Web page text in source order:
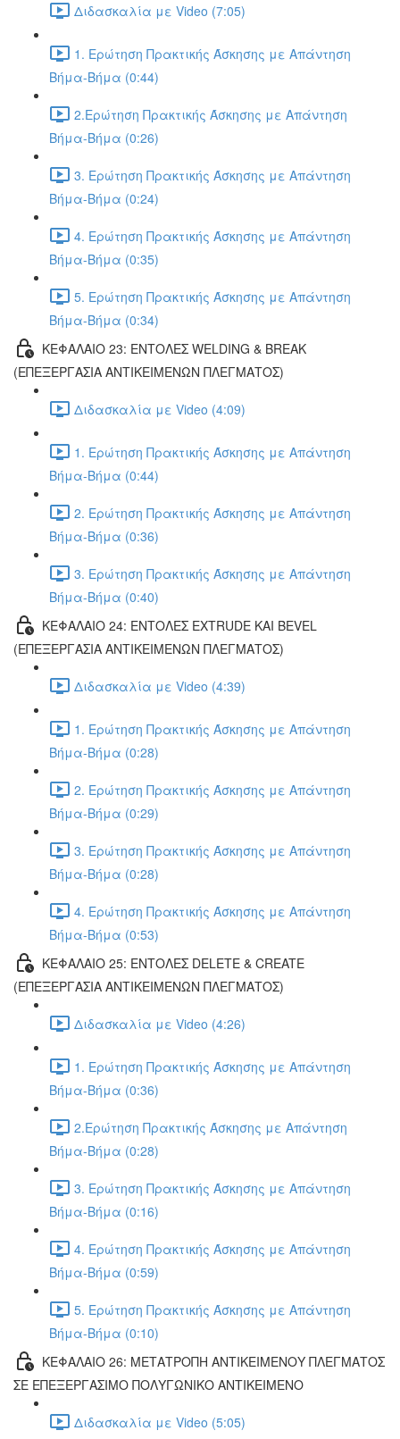
Διδασκαλία με Video (7:05)
1. Ερώτηση Πρακτικής Άσκησης με Απάντηση
Βήμα-Βήμα (0:44)
2.Ερώτηση Πρακτικής Άσκησης με Απάντηση
Βήμα-Βήμα (0:26)
3. Ερώτηση Πρακτικής Άσκησης με Απάντηση
Βήμα-Βήμα (0:24)
4. Ερώτηση Πρακτικής Άσκησης με Απάντηση
Βήμα-Βήμα (0:35)
5. Ερώτηση Πρακτικής Άσκησης με Απάντηση
Βήμα-Βήμα (0:34)
ΚΕΦΑΛΑΙΟ 23: ΕΝΤΟΛΕΣ WELDING & BREAK
(ΕΠΕΞΕΡΓΑΣΙΑ ΑΝΤΙΚΕΙΜΕΝΩΝ ΠΛΕΓΜΑΤΟΣ)
Διδασκαλία με Video (4:09)
1. Ερώτηση Πρακτικής Άσκησης με Απάντηση
Βήμα-Βήμα (0:44)
2. Ερώτηση Πρακτικής Άσκησης με Απάντηση
Βήμα-Βήμα (0:36)
3. Ερώτηση Πρακτικής Άσκησης με Απάντηση
Βήμα-Βήμα (0:40)
ΚΕΦΑΛΑΙΟ 24: ΕΝΤΟΛΕΣ EXTRUDE ΚΑΙ BEVEL
(ΕΠΕΞΕΡΓΑΣΙΑ ΑΝΤΙΚΕΙΜΕΝΩΝ ΠΛΕΓΜΑΤΟΣ)
Διδασκαλία με Video (4:39)
1. Ερώτηση Πρακτικής Άσκησης με Απάντηση
Βήμα-Βήμα (0:28)
2. Ερώτηση Πρακτικής Άσκησης με Απάντηση
Βήμα-Βήμα (0:29)
3. Ερώτηση Πρακτικής Άσκησης με Απάντηση
Βήμα-Βήμα (0:28)
4. Ερώτηση Πρακτικής Άσκησης με Απάντηση
Βήμα-Βήμα (0:53)
ΚΕΦΑΛΑΙΟ 25: ΕΝΤΟΛΕΣ DELETE & CREATE
(ΕΠΕΞΕΡΓΑΣΙΑ ΑΝΤΙΚΕΙΜΕΝΩΝ ΠΛΕΓΜΑΤΟΣ)
Διδασκαλία με Video (4:26)
1. Ερώτηση Πρακτικής Άσκησης με Απάντηση
Βήμα-Βήμα (0:36)
2.Ερώτηση Πρακτικής Άσκησης με Απάντηση
Βήμα-Βήμα (0:28)
3. Ερώτηση Πρακτικής Άσκησης με Απάντηση
Βήμα-Βήμα (0:16)
4. Ερώτηση Πρακτικής Άσκησης με Απάντηση
Βήμα-Βήμα (0:59)
5. Ερώτηση Πρακτικής Άσκησης με Απάντηση
Βήμα-Βήμα (0:10)
ΚΕΦΑΛΑΙΟ 26: ΜΕΤΑΤΡΟΠΗ ΑΝΤΙΚΕΙΜΕΝΟΥ ΠΛΕΓΜΑΤΟΣ
ΣΕ ΕΠΕΞΕΡΓΑΣΙΜΟ ΠΟΛΥΓΩΝΙΚΟ ΑΝΤΙΚΕΙΜΕΝΟ
Διδασκαλία με Video (5:05)